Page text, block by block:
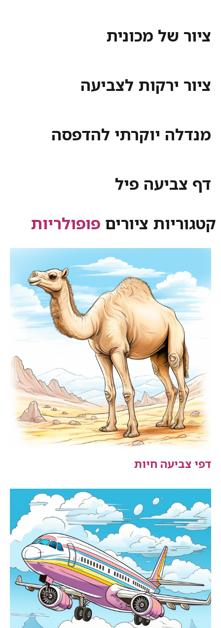
ציור של מכונית
ציור ירקות לצביעה
מנדלה יוקרתי להדפסה
דף צביעה פיל
קטגוריות ציורים פופולריות
דפי צביעה חיות